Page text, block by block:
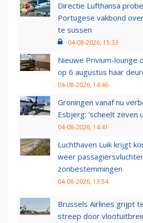
Directie Lufthansa
Portugese vakbond
te sussen
04-08-2026, 15:33
Nieuwe Privium-lounge
op 6 augustus haar
04-08-2026, 14:46
Groningen vanaf nu
Esbjerg: 'scheelt zeven
04-08-2026, 14:41
Luchthaven Luik krijgt
weer
zonbestemmingen
04-08-2026, 13:54
Brussels Airlines grijpt
streep door